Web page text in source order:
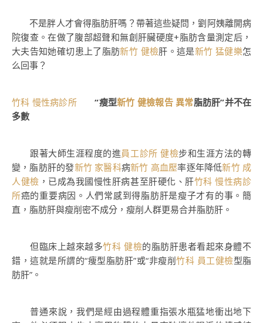
不是胖人才會得脂肪肝嗎？帶著這些疑問，劉阿姨離開病
院復查。在做了腹部超聲和無創肝臟硬度+脂肪含量測定后，
大夫告知她確切患上了脂肪新竹 健檢肝。這是新竹 猛健樂怎
么回事？
竹科 慢性病診所“瘦型新竹 健檢報告 異常脂肪肝”并不在
多數
跟著大師生涯程度的進員工診所 健檢步和生涯方法的轉
變，脂肪肝的發新竹 家醫科病新竹 高血壓率逐年降低新竹 成
人健檢 ，已成為我國慢性肝病甚至肝硬化、肝竹科 慢性病診
所癌的重要病因。人們常感到得脂肪肝是瘦子才有的事。簡
直，脂肪肝與瘦削密不成分，瘦削人群更易合并脂肪肝。
但臨床上越來越多竹科 健檢的脂肪肝患者看起來身體不
錯，這就是所謂的“痩型脂肪肝”或“非瘦削竹科 員工健檢型脂
肪肝”。
普通來說，我們是經由過程體重指張水瓶猛地衝出地下